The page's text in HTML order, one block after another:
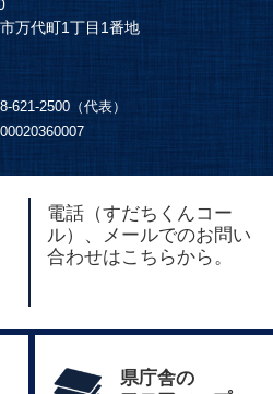
万代町1丁目1番地
621-2500（代表）
電話（すだちくんコー
ル）、メールでのお問い
合わせはこちらから。
県庁舎の